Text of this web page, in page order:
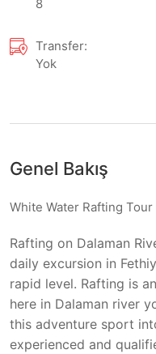
8
Transfer:
Yok
Genel Bakış
White Water Rafting Tour
Rafting on Dalaman
daily excursion in
rapid level. Rafting is
here in Dalaman river
this adventure sport
experienced and